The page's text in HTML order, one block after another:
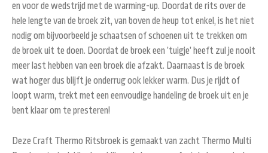
en voor de wedstrijd met de warming-up. Doordat de rits over de
hele lengte van de broek zit, van boven de heup tot enkel, is het niet
nodig om bijvoorbeeld je schaatsen of schoenen uit te trekken om
de broek uit te doen. Doordat de broek een ’tuigje’ heeft zul je nooit
meer last hebben van een broek die afzakt. Daarnaast is de broek
wat hoger dus blijft je onderrug ook lekker warm. Dus je rijdt of
loopt warm, trekt met een eenvoudige handeling de broek uit en je
bent klaar om te presteren!
Deze Craft Thermo Ritsbroek is gemaakt van zacht Thermo Multi